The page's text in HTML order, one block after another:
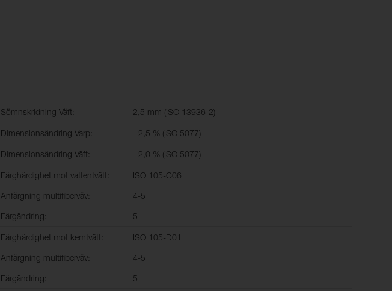
Sömnskridning Väft: 2,5 mm (ISO 13936-2)
Dimensionsändring Varp: - 2,5 % (ISO 5077)
Dimensionsändring Väft: - 2,0 % (ISO 5077)
Färghärdighet mot vattentvätt: ISO 105-C06
Anfärgning multifiberväv: 4-5
Färgändring: 5
Färghärdighet mot kemtvätt: ISO 105-D01
Anfärgning multifiberväv: 4-5
Färgändring: 5